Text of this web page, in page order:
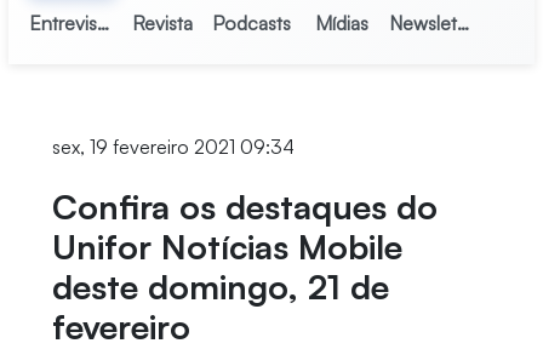
Entrevistas Revista Podcasts Mídias Newsletter
sex, 19 fevereiro 2021 09:34
Confira os destaques do
Unifor Notícias Mobile
deste domingo, 21 de
fevereiro